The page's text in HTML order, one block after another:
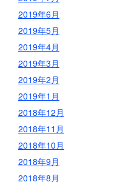
2019年6月
2019年5月
2019年4月
2019年3月
2019年2月
2019年1月
2018年12月
2018年11月
2018年10月
2018年9月
2018年8月